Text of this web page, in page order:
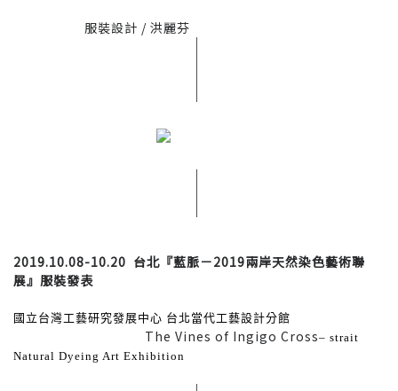
服裝設計 / 洪麗芬
2019.10.08-10.20 台北『藍脈－2019兩岸天然染色藝術聯
展』服裝發表
國立台灣工藝研究發展中心 台北當代工藝設計分館
The Vines of Ingigo Cross– strait
Natural Dyeing Art Exhibition